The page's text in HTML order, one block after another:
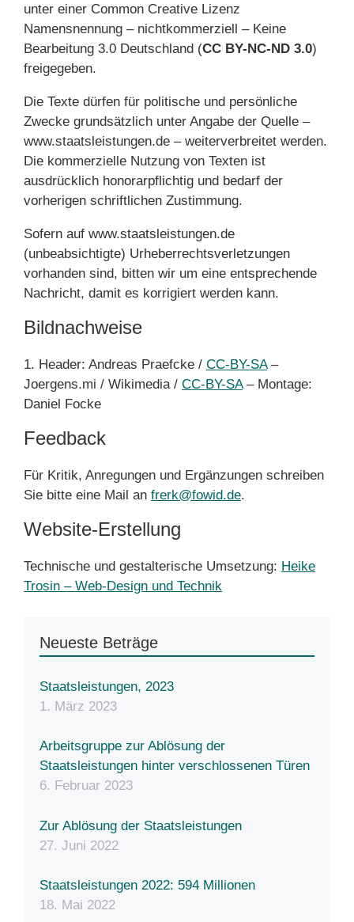
unter einer Common Creative Lizenz
Namensnennung – nichtkommerziell – Keine
Bearbeitung 3.0 Deutschland (CC BY-NC-ND 3.0)
freigegeben.
Die Texte dürfen für politische und persönliche
Zwecke grundsätzlich unter Angabe der Quelle –
www.staatsleistungen.de – weiterverbreitet werden.
Die kommerzielle Nutzung von Texten ist
ausdrücklich honorarpflichtig und bedarf der
vorherigen schriftlichen Zustimmung.
Sofern auf www.staatsleistungen.de
(unbeabsichtigte) Urheberrechtsverletzungen
vorhanden sind, bitten wir um eine entsprechende
Nachricht, damit es korrigiert werden kann.
Bildnachweise
1. Header: Andreas Praefcke / CC-BY-SA–
Joergens.mi / Wikimedia / CC-BY-SA– Montage:
Daniel Focke
Feedback
Für Kritik, Anregungen und Ergänzungen schreiben
Sie bitte eine Mail an frerk@fowid.de.
Website-Erstellung
Technische und gestalterische Umsetzung: Heike
Trosin – Web-Design und Technik
Neueste Beträge
Staatsleistungen, 2023
1. März 2023
Arbeitsgruppe zur Ablösung der
Staatsleistungen hinter verschlossenen Türen
6. Februar 2023
Zur Ablösung der Staatsleistungen
27. Juni 2022
Staatsleistungen 2022: 594 Millionen
18. Mai 2022